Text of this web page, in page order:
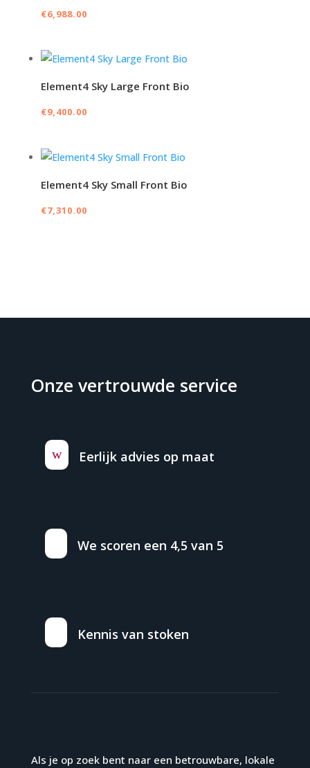
€6,988.00
Element4 Sky Large Front Bio
€9,400.00
Element4 Sky Small Front Bio
€7,310.00
Onze vertrouwde service
w Eerlijk advies op maat
We scoren een 4,5 van 5
Kennis van stoken
Als je op zoek bent naar een betrouwbare, lokale